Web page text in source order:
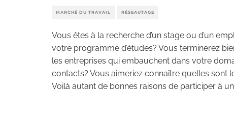
MARCHÉ DU TRAVAIL RÉSEAUTAGE
Vous êtes à la recherche d’un stage ou d’un
votre programme d’études? Vous terminerez
les entreprises qui embauchent dans votre
contacts? Vous aimeriez connaître quelles
Voilà autant de bonnes raisons de participer à